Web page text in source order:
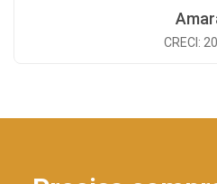
CRECI: